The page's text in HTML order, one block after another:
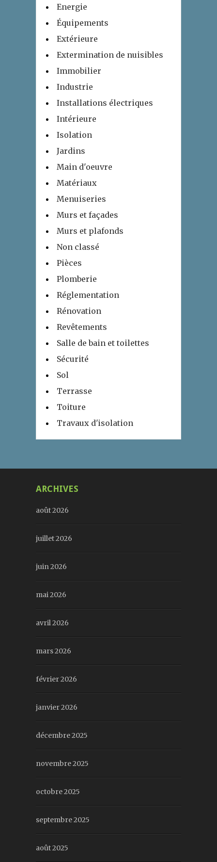
Energie
Équipements
Extérieure
Extermination de nuisibles
Immobilier
Industrie
Installations électriques
Intérieure
Isolation
Jardins
Main d'oeuvre
Matériaux
Menuiseries
Murs et façades
Murs et plafonds
Non classé
Pièces
Plomberie
Réglementation
Rénovation
Revêtements
Salle de bain et toilettes
Sécurité
Sol
Terrasse
Toiture
Travaux d'isolation
ARCHIVES
août 2026
juillet 2026
juin 2026
mai 2026
avril 2026
mars 2026
février 2026
janvier 2026
décembre 2025
novembre 2025
octobre 2025
septembre 2025
août 2025